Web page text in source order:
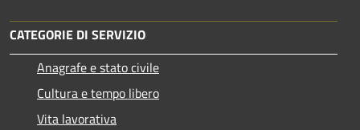
CATEGORIE DI SERVIZIO
Anagrafe e stato civile
Cultura e tempo libero
Vita lavorativa